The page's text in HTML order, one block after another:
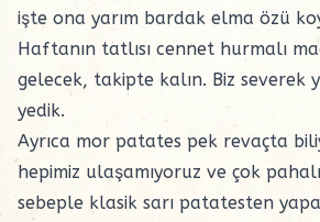
işte ona yarım bardak elma özü
Haftanın tatlısı cennet hurmalı
gelecek, takipte kalın. Biz severek
yedik.
Ayrıca mor patates pek revaçta
hepimiz ulaşamıyoruz ve çok
sebeple klasik sarı patatesten